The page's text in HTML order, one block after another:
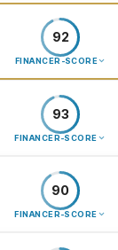
92
FINANCER-SCORE
93
FINANCER-SCORE
90
FINANCER-SCORE